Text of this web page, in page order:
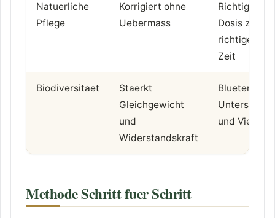
Natuerliche
Pflege
Korrigiert ohne
Uebermass
Richtige
Dosis zur
richtigen
Zeit
Biodiversitaet
Staerkt
Gleichgewicht
und
Widerstandskraft
Blueten,
und Vielfalt
Methode Schritt fuer Schritt